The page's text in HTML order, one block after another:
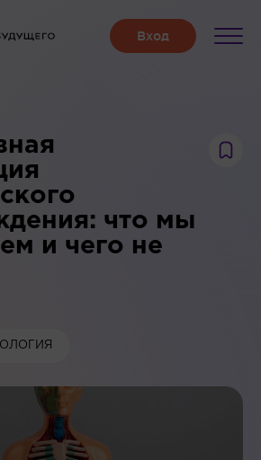
что мы
и чего не